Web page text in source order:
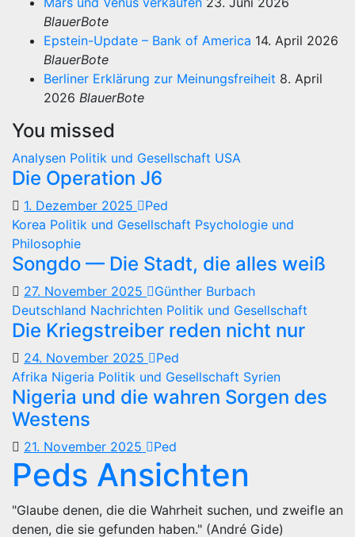
BlauerBote
Epstein-Update – Bank of America 14. April 2026
BlauerBote
Berliner Erklärung zur Meinungsfreiheit 8. April
2026 BlauerBote
You missed
Analysen Politik und Gesellschaft USA
Die Operation J6
1. Dezember 2025
Ped
Korea Politik und Gesellschaft Psychologie und
Philosophie
Songdo — Die Stadt, die alles weiß
27. November 2025
Günther Burbach
Deutschland Nachrichten Politik und Gesellschaft
Die Kriegstreiber reden nicht nur
24. November 2025
Ped
Afrika Nigeria Politik und Gesellschaft Syrien
Nigeria und die wahren Sorgen des
Westens
21. November 2025 Ped
Peds Ansichten
"Glaube denen, die die Wahrheit suchen, und zweifle an
denen, die sie gefunden haben." (André Gide)